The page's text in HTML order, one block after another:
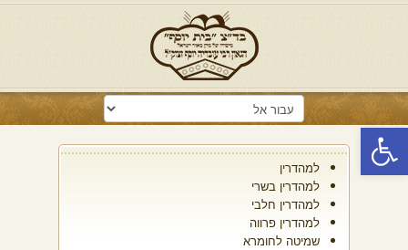
פתח סרגל נגישות
למהדרין
למהדרין בשרי
למהדרין חלבי
למהדרין פרווה
שמיטה לחומרא